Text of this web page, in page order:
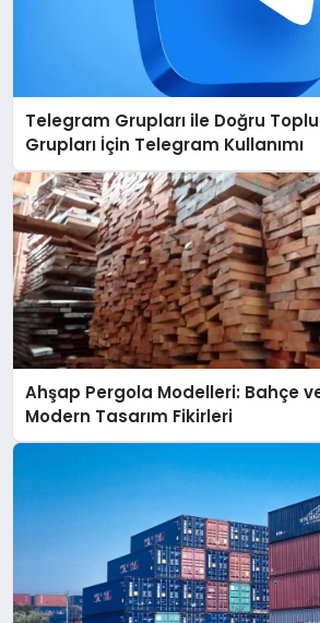
Telegram Grupları ile Doğru
Grupları İçin Telegram Kullanımı
Ahşap Pergola Modelleri: Bahçe
Modern Tasarım Fikirleri